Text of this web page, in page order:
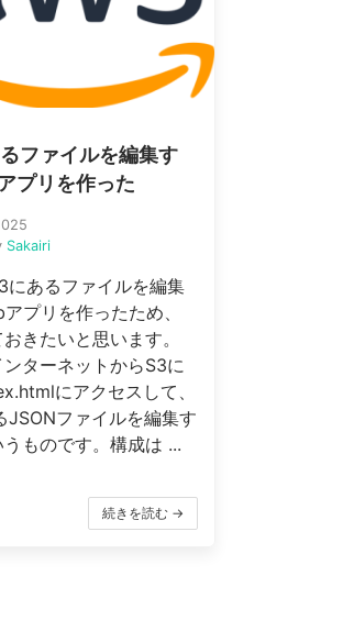
ファイルを編集す
プリを作った
Sakairi
にあるファイルを編集
プリを作ったため、
きたいと思います。
ターネットからS3に
にアクセスして、
JSONファイルを編集す
ものです。構成は ...
続きを読む →